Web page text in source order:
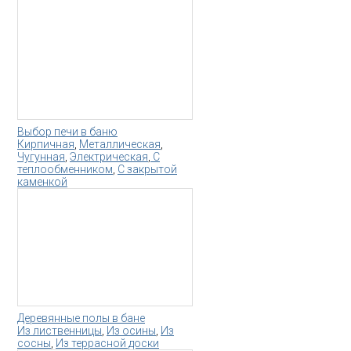
Выбор печи в баню
Кирпичная, Металлическая,
Чугунная, Электрическая, С
теплообменником, С закрытой
каменкой
Деревянные полы в бане
Из лиственницы, Из осины, Из
сосны, Из террасной доски